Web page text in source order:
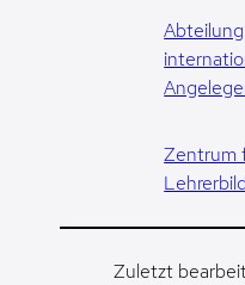
Zentrum
Zuletzt